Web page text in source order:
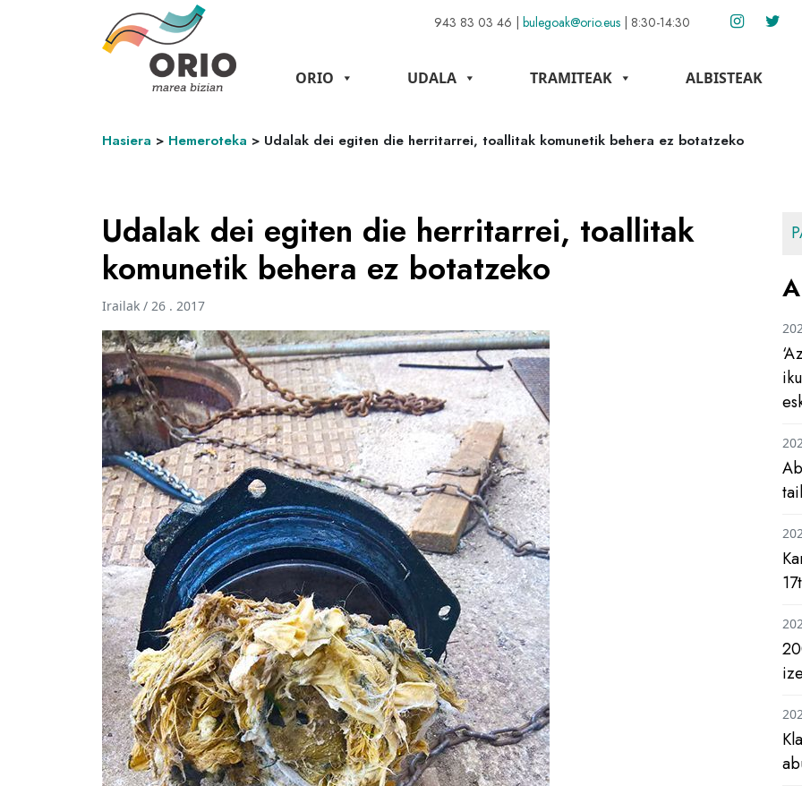
943 83 03 46 | bulegoak@orio.eus | 8:30-14:30
ORIO UDALA TRAMITEAK ALBISTEAK
Hasiera > Hemeroteka > Udalak dei egiten die herritarrei, toallitak komunetik behera ez botatzeko
Udalak dei egiten die herritarrei, toallitak
komunetik behera ez botatzeko
Irailak / 26 . 2017